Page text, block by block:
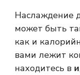
Наслаждение
может быть
как и
вами лежит
находитесь в